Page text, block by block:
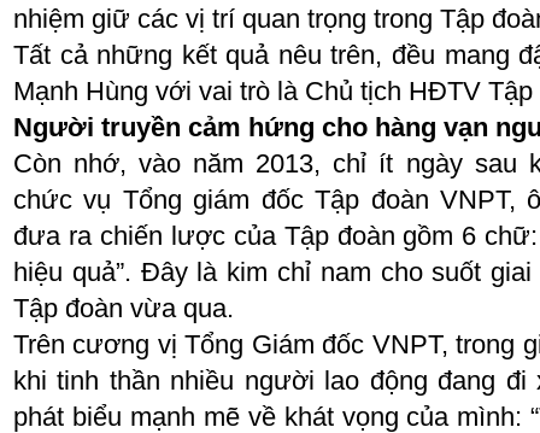
nhiệm giữ các vị trí quan trọng trong Tập
Tất cả những kết quả nêu trên, đều mang
Mạnh Hùng với vai trò là Chủ tịch HĐTV Tập
Người truyền cảm hứng cho hàng vạn
Còn nhớ, vào năm 2013, chỉ ít ngày sau
chức vụ Tổng giám đốc Tập đoàn VNPT,
đưa ra chiến lược của Tập đoàn gồm 6
hiệu quả”. Đây là kim chỉ nam cho suốt
Tập đoàn vừa qua.
Trên cương vị Tổng Giám đốc VNPT, trong
khi tinh thần nhiều người lao động đang đi
phát biểu mạnh mẽ về khát vọng của mình: